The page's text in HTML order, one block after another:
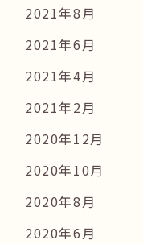
2021年8月
2021年6月
2021年4月
2021年2月
2020年12月
2020年10月
2020年8月
2020年6月